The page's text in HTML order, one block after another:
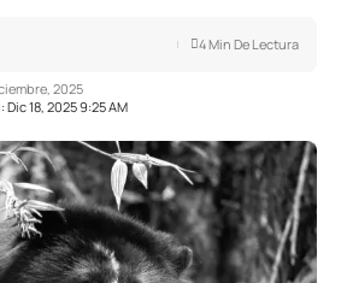
18, 2025 9:25 AM
2025
4 Min De Lectura